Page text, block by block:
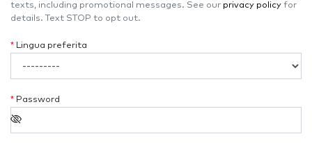
texts, including promotional messages. See our privacy policy for
details. Text STOP to opt out.
* Lingua preferita
* Password